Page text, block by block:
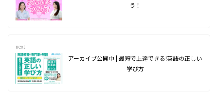
う！
next
アーカイブ公開中 | 最短で上達できる!英語の正しい
学び方